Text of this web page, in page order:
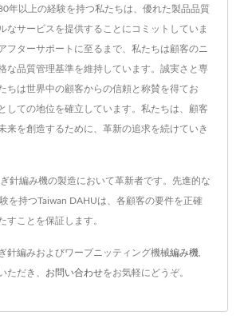
年以上の経験を持つ私たちは、優れた製品品質
なサービスを提供することにコミットしていま
フターサポートに至るまで、私たちは顧客のニ
な品質管理基準を維持しています。誠実さと専
ちは世界中の顧客からの信頼と称賛を得てお
しての地位を確立しています。私たちは、顧客
来を創造するために、革新の追求を続けていき
針編み機の製造において革新者です。先進的な
を持つTaiwan DAHUは、各顧客の要件を正確
すことを保証します。
針編みおよびワープニッティング機械編み機
ただき、 お問い合わせをお気軽にどうぞ。